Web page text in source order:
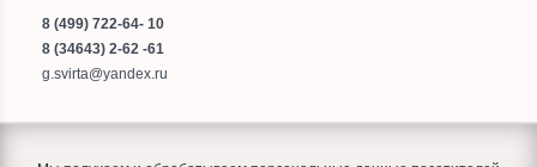
8 (499) 722-64- 10
8 (34643) 2-62 -61
g.svirta@yandex.ru